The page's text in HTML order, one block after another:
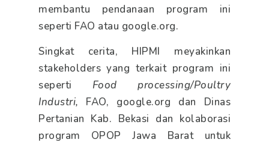
membantu pendanaan program ini
seperti FAO atau google.org.
Singkat cerita, HIPMI meyakinkan
stakeholders yang terkait program ini
seperti Food processing/Poultry
Industri, FAO, google.org dan Dinas
Pertanian Kab. Bekasi dan kolaborasi
program OPOP Jawa Barat untuk